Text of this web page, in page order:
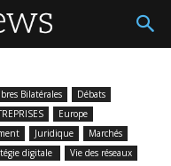
Bilatérales
Débats
Europe
Juridique
Marchés
digitale Vie des réseaux